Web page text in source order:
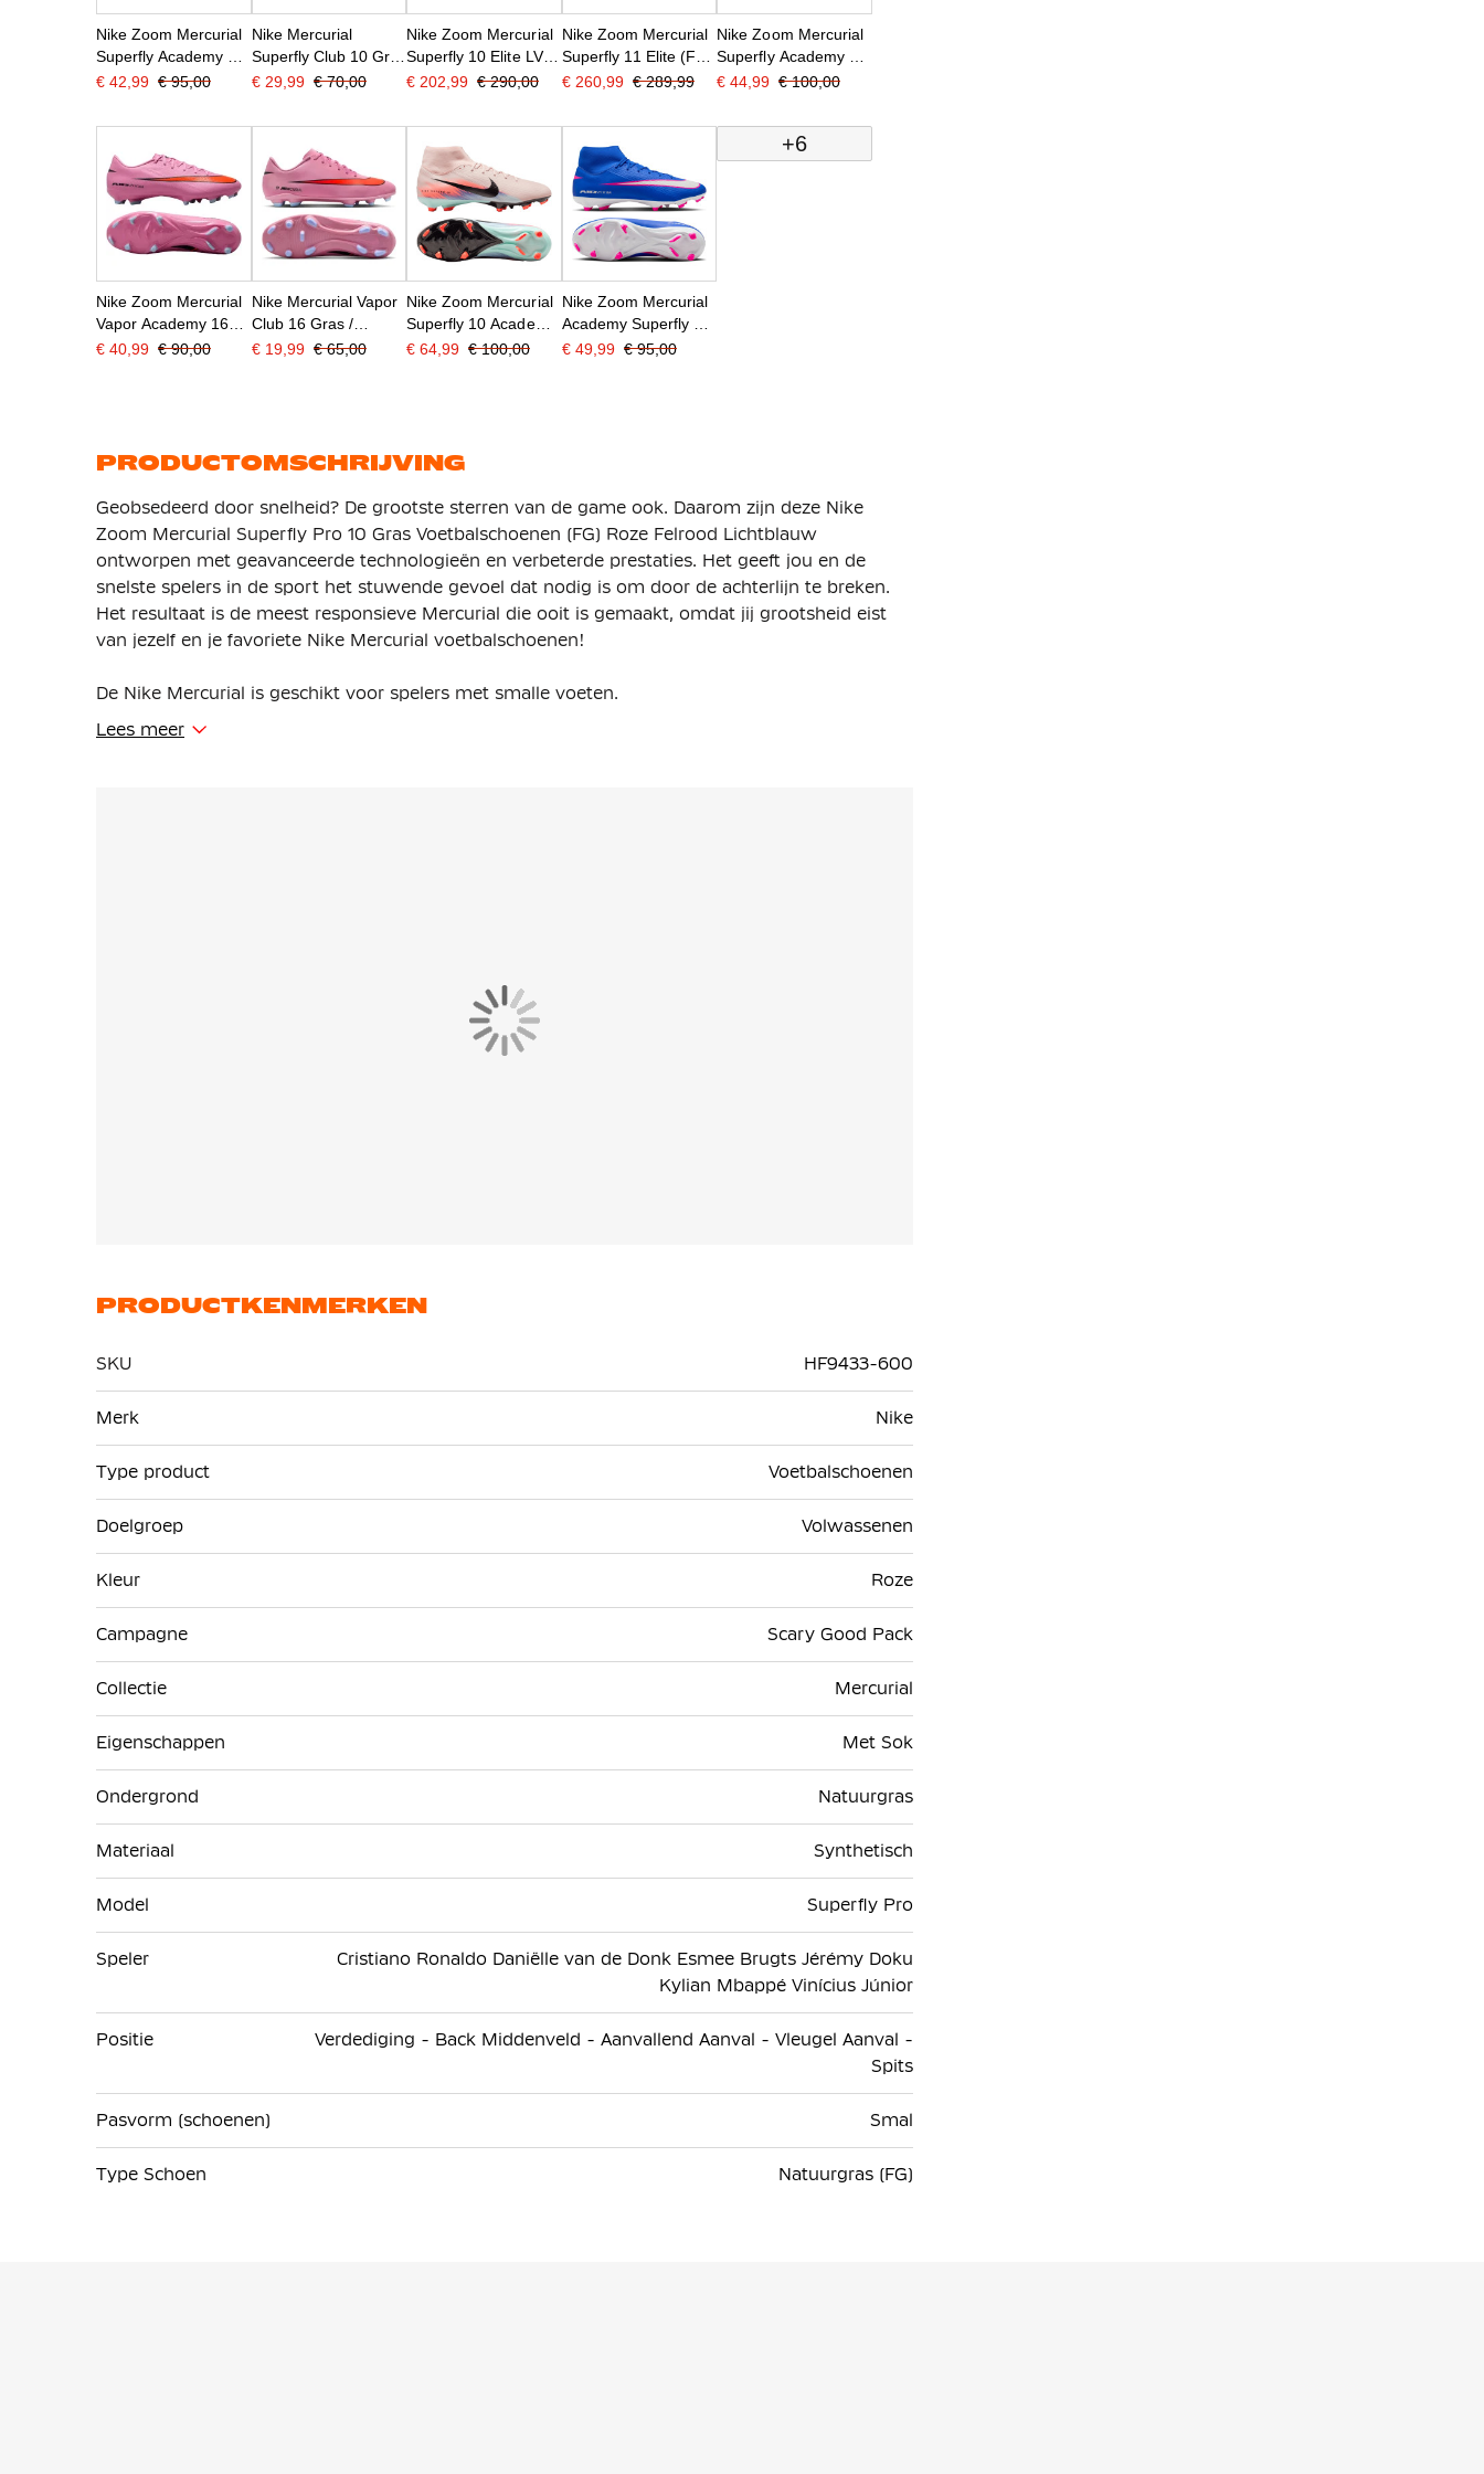
Nike Zoom Mercurial
Superfly Academy 10
Gras / Kunstgras
(MG) Roze Felrood
€ 42,99 € 95,00
Nike Mercurial
Superfly Club 10 Gras
/ Kunstgras
(MG) Roze Felrood
Lichtblauw
€ 29,99 € 70,00
Nike Zoom Mercurial
Superfly 10 Elite LV8
Gras
(FG) Zalmroze
Donkerblauw Paars
€ 202,99 € 290,00
Nike Zoom Mercurial
Superfly 11 Elite (FG)
Gras
Zwart Felgroen
Zilvergrijs
€ 260,99 € 289,99
Nike Zoom Mercurial
Superfly Academy 10
IJzeren-Nop
(SG) Anti-Clog Roze
Felrood Lichtblauw
€ 44,99 € 100,00
Nike Zoom Mercurial
Vapor Academy 16
Gras / Kunstgras
€ 40,99 € 90,00
Nike Mercurial Vapor
Club 16 Gras /
Kunstgras
€ 19,99 € 65,00
Nike Zoom Mercurial
Superfly 10 Academy
Gras / Kunstgras
€ 64,99 € 100,00
Nike Zoom Mercurial
Academy Superfly 10
Gras / Kunstgras
€ 49,99 € 95,00
+6
PRODUCTOMSCHRIJVING
Geobsedeerd door snelheid? De grootste sterren van de game ook. Daarom zijn deze Nike
Zoom Mercurial Superfly Pro 10 Gras Voetbalschoenen (FG) Roze Felrood Lichtblauw
ontworpen met geavanceerde technologieën en verbeterde prestaties. Het geeft jou en de
snelste spelers in de sport het stuwende gevoel dat nodig is om door de achterlijn te breken.
Het resultaat is de meest responsieve Mercurial die ooit is gemaakt, omdat jij grootsheid eist
van jezelf en je favoriete Nike Mercurial voetbalschoenen!
De Nike Mercurial is geschikt voor spelers met smalle voeten.
Een volledig Flyknit bovenwerk is zeer zacht, elastisch en speciaal gevormd voor de voeten.
Lees meer
PRODUCTKENMERKEN
SKU
HF9433-600
informatie
Merk Nike
Type product Voetbalschoenen
Doelgroep Volwassenen
Kleur Roze
Campagne Scary Good Pack
Collectie Mercurial
Eigenschappen Met Sok
Ondergrond Natuurgras
Materiaal Synthetisch
Model Superfly Pro
Speler
Cristiano Ronaldo Daniëlle van de Donk Esmee Brugts Jérémy Doku
Kylian Mbappé Vinícius Júnior
Positie
Verdediging - Back Middenveld - Aanvallend Aanval - Vleugel Aanval -
Spits
Pasvorm (schoenen) Smal
Type Schoen Natuurgras (FG)